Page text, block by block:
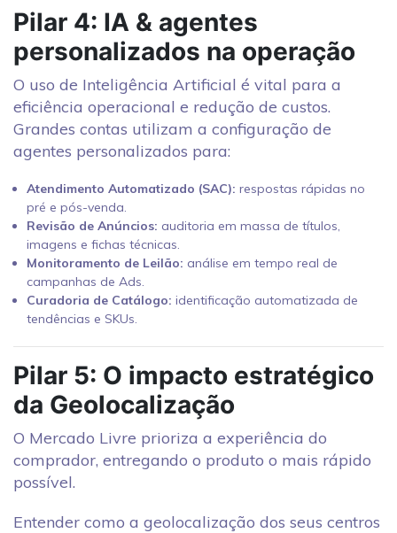
Pilar 4: IA & agentes
personalizados na operação
O uso de Inteligência Artificial é vital para a
eficiência operacional e redução de custos.
Grandes contas utilizam a configuração de
agentes personalizados para:
Atendimento Automatizado (SAC): respostas rápidas no
pré e pós-venda.
Revisão de Anúncios: auditoria em massa de títulos,
imagens e fichas técnicas.
Monitoramento de Leilão: análise em tempo real de
campanhas de Ads.
Curadoria de Catálogo: identificação automatizada de
tendências e SKUs.
Pilar 5: O impacto estratégico
da Geolocalização
O Mercado Livre prioriza a experiência do
comprador, entregando o produto o mais rápido
possível.
Entender como a geolocalização dos seus centros